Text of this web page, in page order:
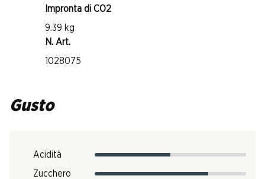
Impronta di CO2
9.39 kg
N. Art.
1028075
Gusto
Acidità
Zucchero